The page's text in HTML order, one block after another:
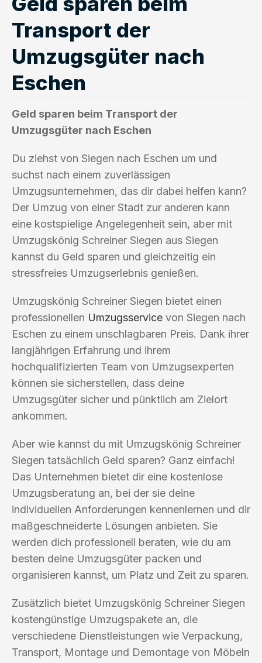
Transport der
Umzugsgüter nach
Eschen
Geld sparen beim Transport der
Umzugsgüter nach Eschen
Du ziehst von Siegen nach Eschen um und
suchst nach einem zuverlässigen
Umzugsunternehmen, das dir dabei helfen kann?
Der Umzug von einer Stadt zur anderen kann
eine kostspielige Angelegenheit sein, aber mit
Umzugskönig Schreiner Siegen aus Siegen
kannst du Geld sparen und gleichzeitig ein
stressfreies Umzugserlebnis genießen.
Umzugskönig Schreiner Siegen bietet einen
professionellen Umzugsservice von Siegen nach
Eschen zu einem unschlagbaren Preis. Dank ihrer
langjährigen Erfahrung und ihrem
hochqualifizierten Team von Umzugsexperten
können sie sicherstellen, dass deine
Umzugsgüter sicher und pünktlich am Zielort
ankommen.
Aber wie kannst du mit Umzugskönig Schreiner
Siegen tatsächlich Geld sparen? Ganz einfach!
Das Unternehmen bietet dir eine kostenlose
Umzugsberatung an, bei der sie deine
individuellen Anforderungen kennenlernen und dir
maßgeschneiderte Lösungen anbieten. Sie
werden dich professionell beraten, wie du am
besten deine Umzugsgüter packen und
organisieren kannst, um Platz und Zeit zu sparen.
Zusätzlich bietet Umzugskönig Schreiner Siegen
kostengünstige Umzugspakete an, die
verschiedene Dienstleistungen wie Verpackung,
Transport, Montage und Demontage von Möbeln